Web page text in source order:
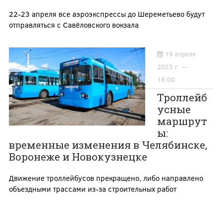
22-23 апреля все аэроэкспрессы до Шереметьево будут
отправляться с Савёловского вокзала
19 апреля
2023 г. —
18:00
Троллейб
усные
маршрут
ы:
временные изменения в Челябинске,
Воронеже и Новокузнецке
Движение троллейбусов прекращено, либо направлено
объездными трассами из-за строительных работ